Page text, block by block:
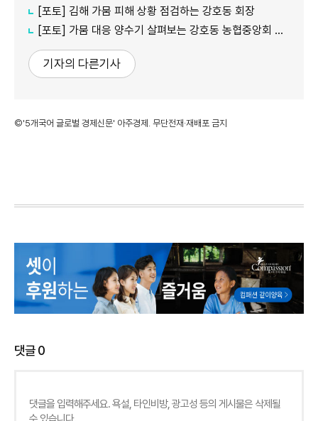
[포토] 김해 가뭄 피해 상황 점검하는 강호동 회장
[포토] 가뭄 대응 양수기 살펴보는 강호동 농협중앙회 회장
기자의 다른기사
©'5개국어 글로벌 경제신문' 아주경제. 무단전재·재배포 금지
댓글0